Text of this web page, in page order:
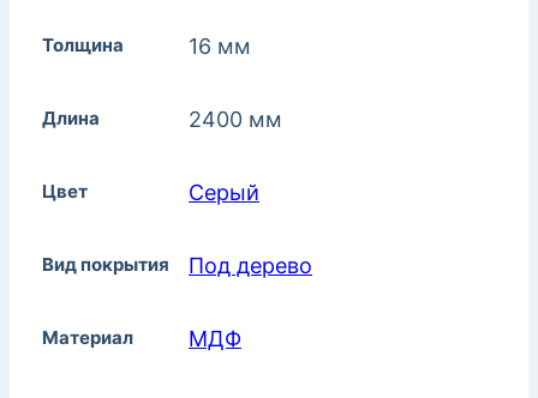
Толщина 16 мм
Длина 2400 мм
Цвет Серый
Вид покрытия Под дерево
Материал МДФ